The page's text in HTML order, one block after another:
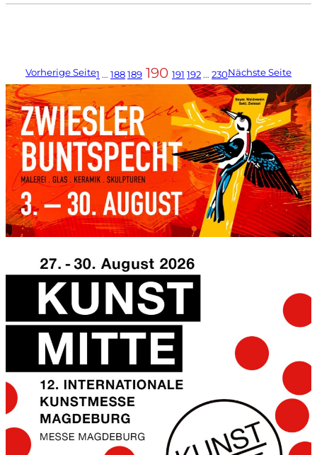
Vorherige Seite1 … 188189 190 191 192 … 230Nächste Seite